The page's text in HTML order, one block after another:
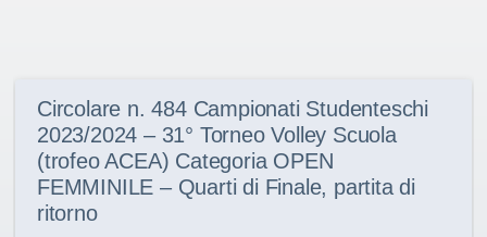
Circolare n. 484 Campionati Studenteschi
2023/2024 – 31° Torneo Volley Scuola
(trofeo ACEA) Categoria OPEN
FEMMINILE – Quarti di Finale, partita di
ritorno